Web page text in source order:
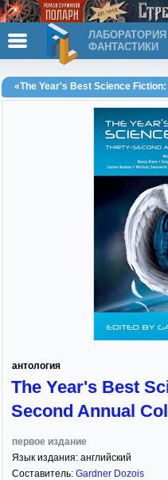
ЛАБОРАТОРИЯ
ФАНТАСТИКИ
«The Year's Best Science
антология
The Year's Best
Second Annual
первое издание
Язык издания: английский
Составитель: Gardner Dozois